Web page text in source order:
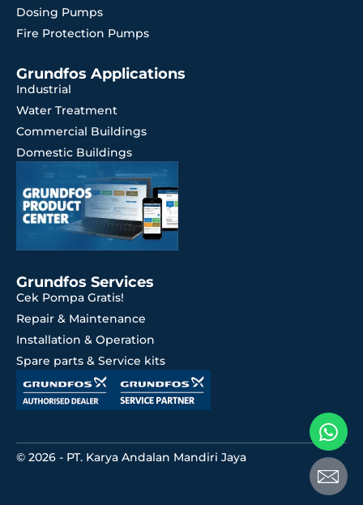
Dosing Pumps
Fire Protection Pumps
Grundfos Applications
Industrial
Water Treatment
Commercial Buildings
Domestic Buildings
Grundfos Services
Cek Pompa Gratis!
Repair & Maintenance
Installation & Operation
Spare parts & Service kits
© 2026 - PT. Karya Andalan Mandiri Jaya